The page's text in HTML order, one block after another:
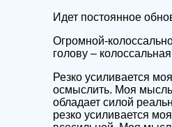
Идет постоянное
Огромной-
голову –
Резко усиливается
осмыслить. Моя
обладает силой
резко усиливается